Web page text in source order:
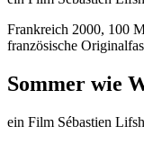
Frankreich 2000, 100
französische
Sommer wie
ein Film Sébastien